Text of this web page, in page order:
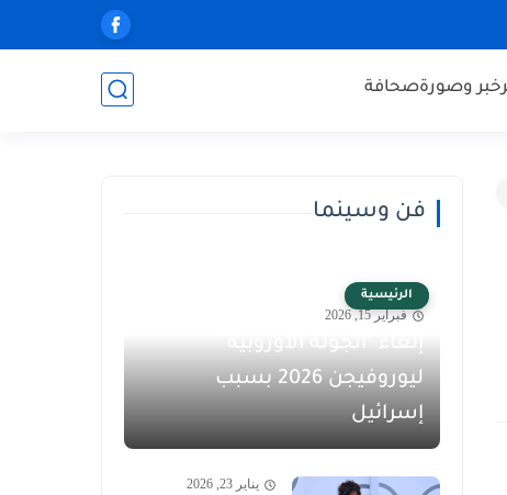
خبر وصورةصحافة
فن وسينما
الرئيسية
فبراير 15, 2026
إلغاء "الجولة الأوروبية"
ليوروفيجن 2026 بسبب
إسرائيل
يناير 23, 2026